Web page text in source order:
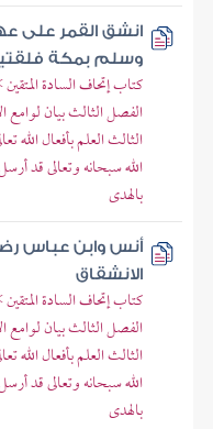
انشق القمر على
وسلم بمكة
كتاب إتحاف السادة
الفصل الثالث بيان لوامع
الثالث العلم بأفعال
الله سبحانه وتعالى قد
بالهدى
أنس وابن عباس
الانشقاق
كتاب إتحاف السادة
الفصل الثالث بيان لوامع
الثالث العلم بأفعال
الله سبحانه وتعالى قد
بالهدى